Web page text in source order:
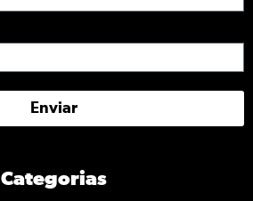
Enviar
Categorias